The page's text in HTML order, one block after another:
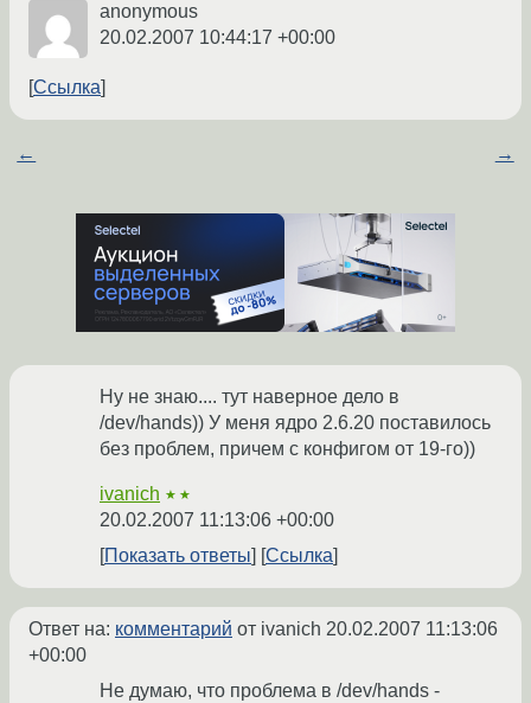
anonymous
20.02.2007 10:44:17 +00:00
Ссылка
← →
Ну не знаю.... тут наверное дело в
/dev/hands)) У меня ядро 2.6.20 поставилось
без проблем, причем с конфигом от 19-го))
ivanich ★★
20.02.2007 11:13:06 +00:00
Показать ответы
Ссылка
Ответ на: комментарий от ivanich 20.02.2007 11:13:06
+00:00
Не думаю, что проблема в /dev/hands -